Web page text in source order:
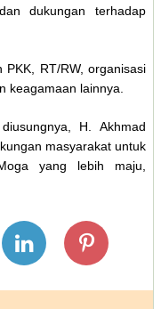
dukungan terhadap
RT/RW, organisasi
keagamaan lainnya.
H. Akhmad
masyarakat untuk
yang lebih maju,